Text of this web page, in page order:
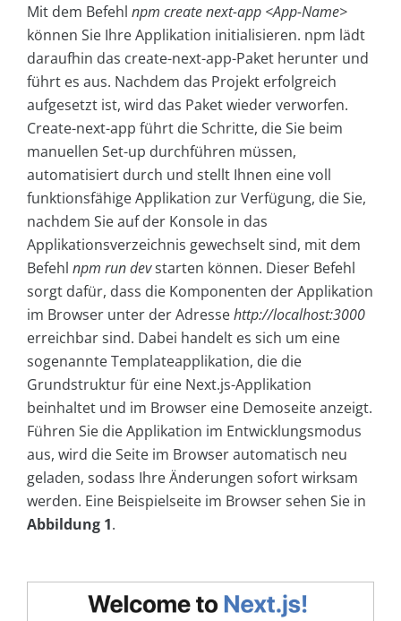
Mit dem Befehl npm create next-app <App-Name>
können Sie Ihre Applikation initialisieren. npm lädt
daraufhin das create-next-app-Paket herunter und
führt es aus. Nachdem das Projekt erfolgreich
aufgesetzt ist, wird das Paket wieder verworfen.
Create-next-app führt die Schritte, die Sie beim
manuellen Set-up durchführen müssen,
automatisiert durch und stellt Ihnen eine voll
funktionsfähige Applikation zur Verfügung, die Sie,
nachdem Sie auf der Konsole in das
Applikationsverzeichnis gewechselt sind, mit dem
Befehl npm run devstarten können. Dieser Befehl
sorgt dafür, dass die Komponenten der Applikation
im Browser unter der Adressehttp://localhost:3000
erreichbar sind. Dabei handelt es sich um eine
sogenannte Templateapplikation, die die
Grundstruktur für eine Next.js-Applikation
beinhaltet und im Browser eine Demoseite anzeigt.
Führen Sie die Applikation im Entwicklungsmodus
aus, wird die Seite im Browser automatisch neu
geladen, sodass Ihre Änderungen sofort wirksam
werden. Eine Beispielseite im Browser sehen Sie in
Abbildung 1.